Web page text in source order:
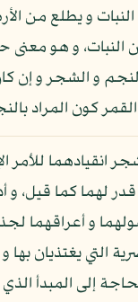
و يطلع من
و هو معنى
و الشجر و إن
كون المراد
انقيادهما للأمر
لهما كما قيل، و
و أعراقهما
التي يغتذيان
إلى المبدأ